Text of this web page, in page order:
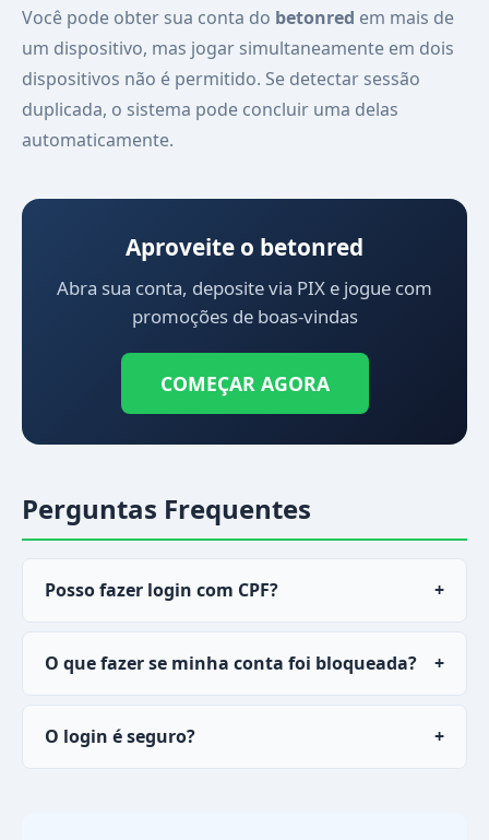
Você pode obter sua conta do betonred em mais de
um dispositivo, mas jogar simultaneamente em dois
dispositivos não é permitido. Se detectar sessão
duplicada, o sistema pode concluir uma delas
automaticamente.
Aproveite o betonred
Abra sua conta, deposite via PIX e jogue com
promoções de boas-vindas
COMEÇAR AGORA
Perguntas Frequentes
Posso fazer login com CPF?
+
email quanto com CPF cadastrado.
O que fazer se minha conta foi bloqueada?
+
para desbloquear sua conta. Tenha em mãos
O login é seguro?
+